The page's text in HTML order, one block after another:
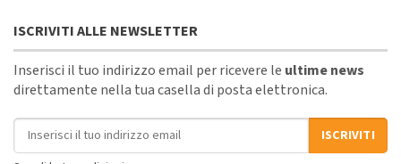
ISCRIVITI ALLE NEWSLETTER
Inserisci il tuo indirizzo email per ricevere le ultime news
direttamente nella tua casella di posta elettronica.
Indirizzo email
ISCRIVITI